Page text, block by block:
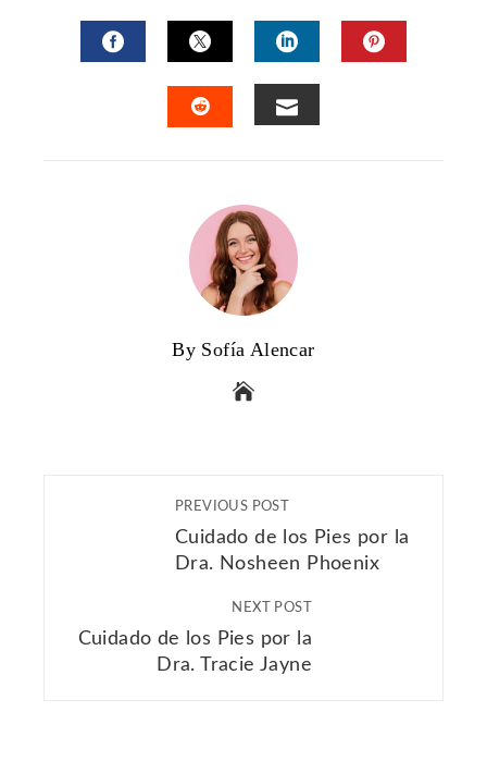
FACEBOOKTWITTERLINKEDIN
By Sofía Alencar
PREVIOUS POST
Cuidado de los Pies por la
Dra. Nosheen Phoenix
NEXT POST
Cuidado de los Pies por la
Dra. Tracie Jayne